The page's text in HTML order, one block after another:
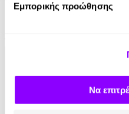
Εμπορικής προώθησης
Να